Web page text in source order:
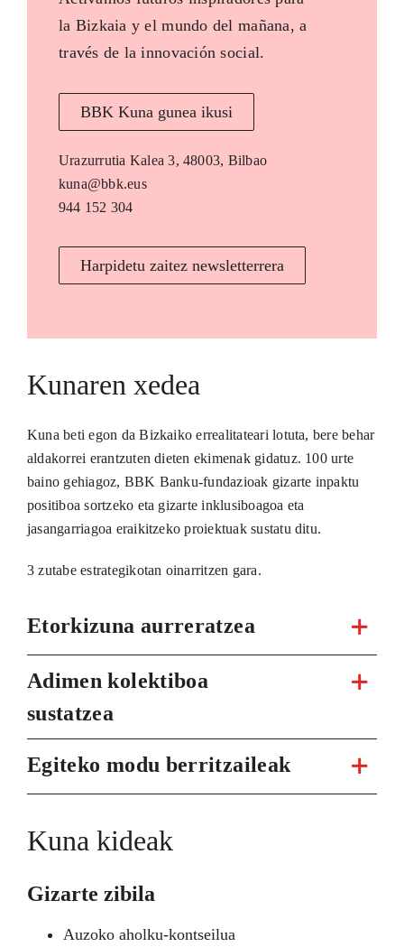
la Bizkaia y el mundo del mañana, a
través de la innovación social.
BBK Kuna gunea ikusi
Urazurrutia Kalea 3, 48003, Bilbao
kuna@bbk.eus
944 152 304
Harpidetu zaitez newsletterrera
Kunaren xedea
Kuna beti egon da Bizkaiko errealitateari lotuta, bere behar
aldakorrei erantzuten dieten ekimenak gidatuz. 100 urte
baino gehiagoz, BBK Banku-fundazioak gizarte inpaktu
positiboa sortzeko eta gizarte inklusiboagoa eta
jasangarriagoa eraikitzeko proiektuak sustatu ditu.
3 zutabe estrategikotan oinarritzen gara.
Etorkizuna aurreratzea
Adimen kolektiboa
sustatzea
Egiteko modu berritzaileak
Kuna kideak
Gizarte zibila
Auzoko aholku-kontseilua